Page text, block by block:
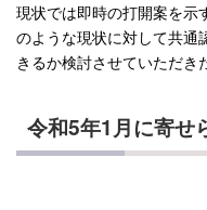
現状では即時の打開案を示
のような現状に対して共通
きるか検討させていただき
令和5年1月に寄せ